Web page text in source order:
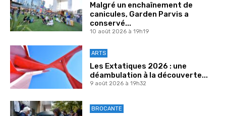
Malgré un enchaînement de
canicules, Garden Parvis a
conservé...
10 août 2026 à 19h19
ARTS
Les Extatiques 2026 : une
déambulation à la découverte...
9 août 2026 à 19h32
BROCANTE